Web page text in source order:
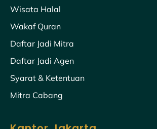
Wisata Halal
Wakaf Quran
Daftar Jadi Mitra
Daftar Jadi Agen
Syarat & Ketentuan
Mitra Cabang